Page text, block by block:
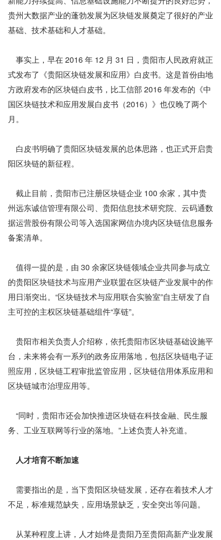
贵州大数据产业的蓬勃发展为区块链发展奠定了很好的产业
基础、技术基础和人才基础。
事实上，早在 2016 年 12 月 31 日，贵阳市人民政府就正
式发布了《贵阳区块链发展和应用》白皮书。这是首份由地
方政府发布的区块链白皮书，比工信部 2016 年发布的《中
国区块链技术和应用发展白皮书（2016）》也仅晚了两个
月。
白皮书明确了贵阳区块链发展的总体思路，也正式开启贵
阳区块链的新征程。
截止目前，贵阳市已注册区块链企业 100 余家，其中贵
州远东诚信管理有限公司、贵阳信息技术研究院、云码通数
据运营股份有限公司等入选国家网信办境内区块链信息服务
备案清单。
值得一提的是，由 30 余家区块链领域企业共同参与成立
的贵阳区块链技术与应用产业联盟在区块链产业发展中的作
用日渐突出。“区块链技术与应用联合实验室”自主研发了自
主可控的主权区块链基础组件“享链”。
贵阳市相关负责人介绍称，依托贵阳市区块链基础设施平
台，未来将会有一系列的政务应用落地，包括区块链电子证
照应用，区块链工程审批监管应用，区块链信用体系应用和
区块链城市治理应用等。
“同时，贵阳市还会加快推进区块链在科技金融、民生服
务、工业互联网等行业的落地。”上述负责人补充道。
人才培育不断加速
需要指出的是，当下贵阳区块链发展，还存在着技术人才
不足，标准规范缺失，应用场景缺乏，安全突出等问题。
从某种程度上讲，人才始终是贵阳乃至贵阳高新产业发展